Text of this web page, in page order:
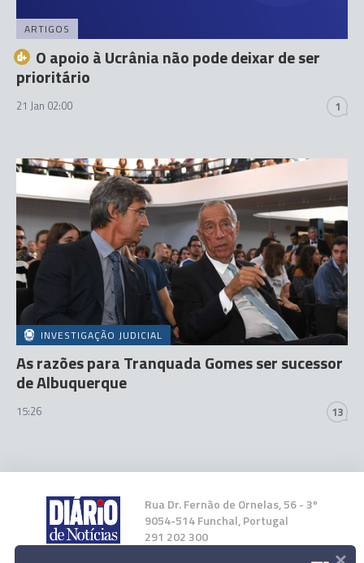
ARTIGOS
O apoio à Ucrânia não pode deixar de ser
prioritário
21 Jan 02:00 1
INVESTIGAÇÃO JUDICIAL
As razões para Tranquada Gomes ser sucessor
de Albuquerque
15:26 13
Rua Dr. Fernão de Ornelas, 56 - 3º
9054-514 Funchal, Portugal
291 202 300